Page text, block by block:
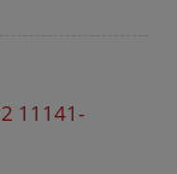
11141-